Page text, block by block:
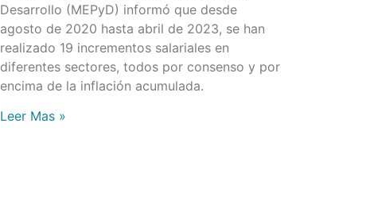
Desarrollo (MEPyD) informó que desde
agosto de 2020 hasta abril de 2023, se han
realizado 19 incrementos salariales en
diferentes sectores, todos por consenso y por
encima de la inflación acumulada.
Leer Mas »